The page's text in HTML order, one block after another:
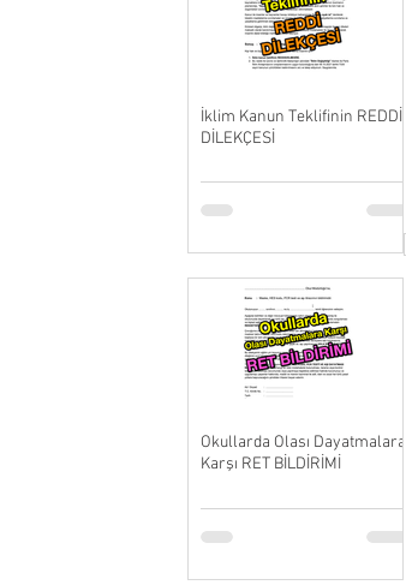
İklim Kanun Teklifinin REDDİ
DİLEKÇESİ
Okullarda Olası Dayatmalara
Karşı RET BİLDİRİMİ